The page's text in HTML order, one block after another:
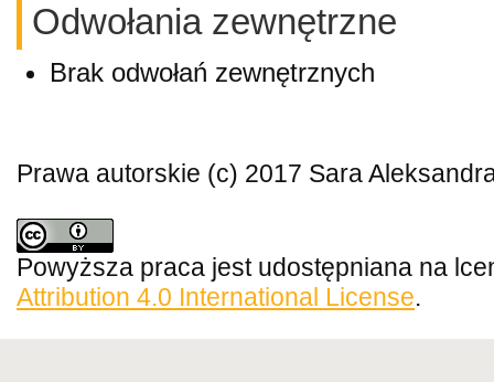
Odwołania zewnętrzne
Brak odwołań zewnętrznych
Prawa autorskie (c) 2017 Sara
Powyższa praca jest udostępniana na
Attribution 4.0 International License.